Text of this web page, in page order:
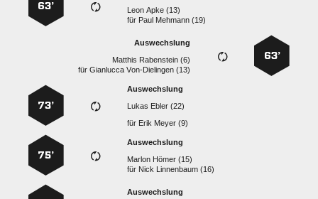
  
für   
63’
63’
Auswechslung
  
für  
Auswechslung
  
für   
73’
Auswechslung
  
für   
75’
Auswechslung